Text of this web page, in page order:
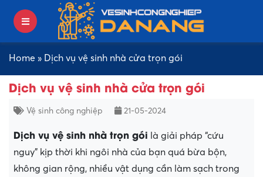
Home » Dịch vụ vệ sinh nhà cửa trọn gói
Dịch vụ vệ sinh nhà cửa trọn gói
Vệ sinh công nghiệp 21-05-2024
Dịch vụ vệ sinh nhà trọn gói là giải pháp “cứu
nguy” kịp thời khi ngôi nhà của bạn quá bừa bộn,
không gian rộng, nhiều vật dụng cần làm sạch trong